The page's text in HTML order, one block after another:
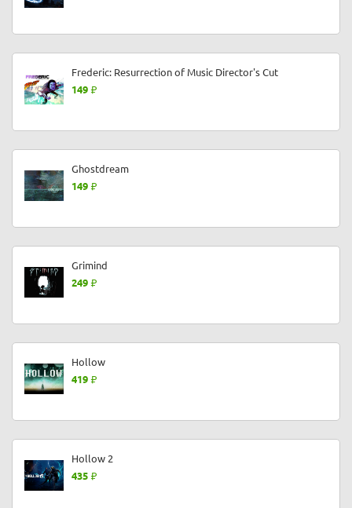
Frederic: Resurrection of Music Director's Cut
149
Ghostdream
149
Grimind
249
Hollow
419
Hollow 2
435